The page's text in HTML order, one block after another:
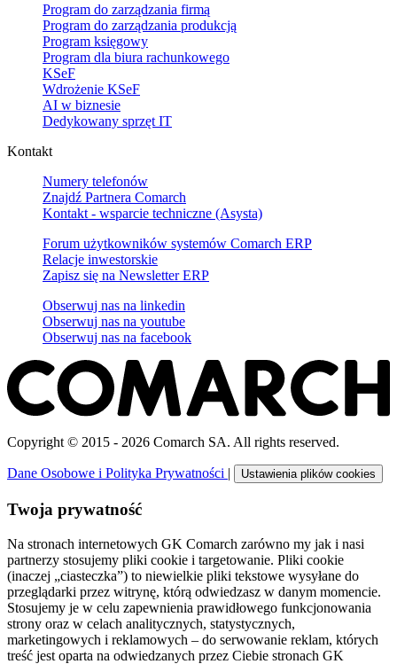
Program do zarządzania firmą
Program do zarządzania produkcją
Program księgowy
Program dla biura rachunkowego
KSeF
Wdrożenie KSeF
AI w biznesie
Dedykowany sprzęt IT
Kontakt
Numery telefonów
Znajdź Partnera Comarch
Kontakt - wsparcie techniczne (Asysta)
Forum użytkowników systemów Comarch ERP
Relacje inwestorskie
Zapisz się na Newsletter ERP
Obserwuj nas na linkedin
Obserwuj nas na youtube
Obserwuj nas na facebook
Copyright © 2015 - 2026 Comarch SA. All rights reserved.
Dane Osobowe i Polityka Prywatności | Ustawienia plików cookies
Twoja prywatność
Na stronach internetowych GK Comarch zarówno my jak i nasi
partnerzy stosujemy pliki cookie i targetowanie. Pliki cookie
(inaczej „ciasteczka”) to niewielkie pliki tekstowe wysyłane do
przeglądarki przez witrynę, którą odwiedzasz w danym momencie.
Stosujemy je w celu zapewnienia prawidłowego funkcjonowania
strony oraz w celach analitycznych, statystycznych,
marketingowych i reklamowych – do serwowanie reklam, których
treść jest oparta na odwiedzanych przez Ciebie stronach GK